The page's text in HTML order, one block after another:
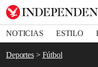
NOTICIAS ESTILO
DEPORTES
Deportes Fútbol
Bookmark
Removed from bookmarks
Close popover